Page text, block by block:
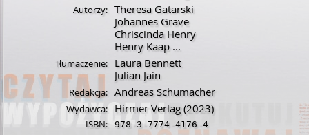
Autorzy: Theresa Gatarski
Johannes Grave
Chriscinda Henry
Henry Kaap...
Tłumaczenie:
Laura Bennett
Julian Jain
Redakcja: Andreas Schumacher
Wydawca: Hirmer Verlag(2023)
ISBN: 978-3-7774-4176-4